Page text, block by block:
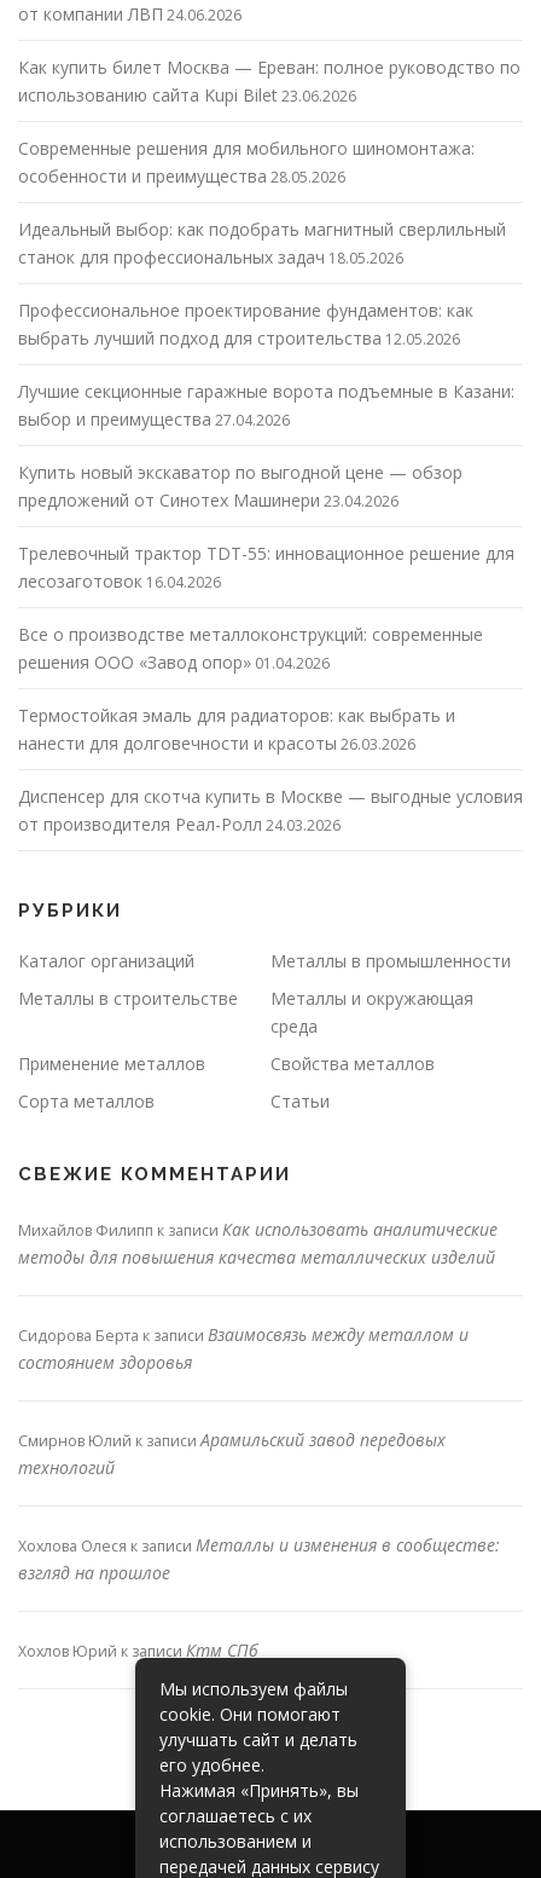
от компании ЛВП 24.06.2026
Как купить билет Москва — Ереван: полное руководство по
использованию сайта Kupi Bilet23.06.2026
Современные решения для мобильного шиномонтажа:
особенности и преимущества 28.05.2026
Идеальный выбор: как подобрать магнитный сверлильный
станок для профессиональных задач 18.05.2026
Профессиональное проектирование фундаментов: как
выбрать лучший подход для строительства 12.05.2026
Лучшие секционные гаражные ворота подъемные в Казани:
выбор и преимущества 27.04.2026
Купить новый экскаватор по выгодной цене — обзор
предложений от Синотех Машинери 23.04.2026
Трелевочный трактор TDT-55: инновационное решение для
лесозаготовок 16.04.2026
Все о производстве металлоконструкций: современные
решения ООО «Завод опор» 01.04.2026
Термостойкая эмаль для радиаторов: как выбрать и
нанести для долговечности и красоты 26.03.2026
Диспенсер для скотча купить в Москве — выгодные условия
от производителя Реал-Ролл 24.03.2026
РУБРИКИ
Каталог организаций
Металлы в промышленности
Металлы в строительстве
Металлы и окружающая
среда
Применение металлов
Свойства металлов
Сорта металлов
Статьи
СВЕЖИЕ КОММЕНТАРИИ
Михайлов Филипп к записи Как использовать аналитические
методы для повышения качества металлических изделий
Сидорова Берта к записи Взаимосвязь между металлом и
состоянием здоровья
Смирнов Юлий к записиАрамильский завод передовых
технологий
Хохлова Олеся к записи Металлы и изменения в сообществе:
взгляд на прошлое
Хохлов Юрий к записи Ктм СПб
Мы используем файлы
cookie. Они помогают
улучшать сайт и делать
его удобнее.
Нажимая «Принять», вы
соглашаетесь с их
использованием и
передачей данных сервису